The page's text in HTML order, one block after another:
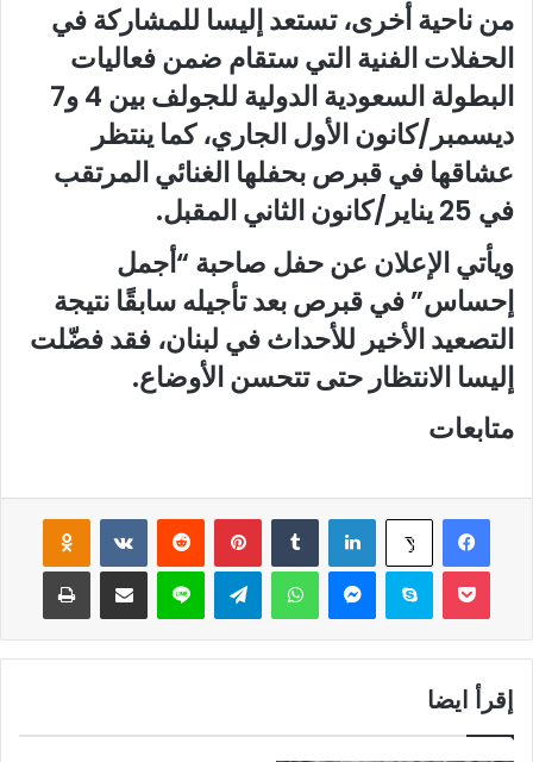
من ناحية أخرى، تستعد إليسا للمشاركة في
الحفلات الفنية التي ستقام ضمن فعاليات
البطولة السعودية الدولية للجولف بين 4 و7
ديسمبر/كانون الأول الجاري، كما ينتظر
عشاقها في قبرص بحفلها الغنائي المرتقب
في 25 يناير/كانون الثاني المقبل.
ويأتي الإعلان عن حفل صاحبة “أجمل
إحساس” في قبرص بعد تأجيله سابقًا نتيجة
التصعيد الأخير للأحداث في لبنان، فقد فضّلت
إليسا الانتظار حتى تتحسن الأوضاع.
متابعات
فيسبوك ‫X لينكدإن بينتيريست
سكايب واتساب لاين
إقرأ ايضا